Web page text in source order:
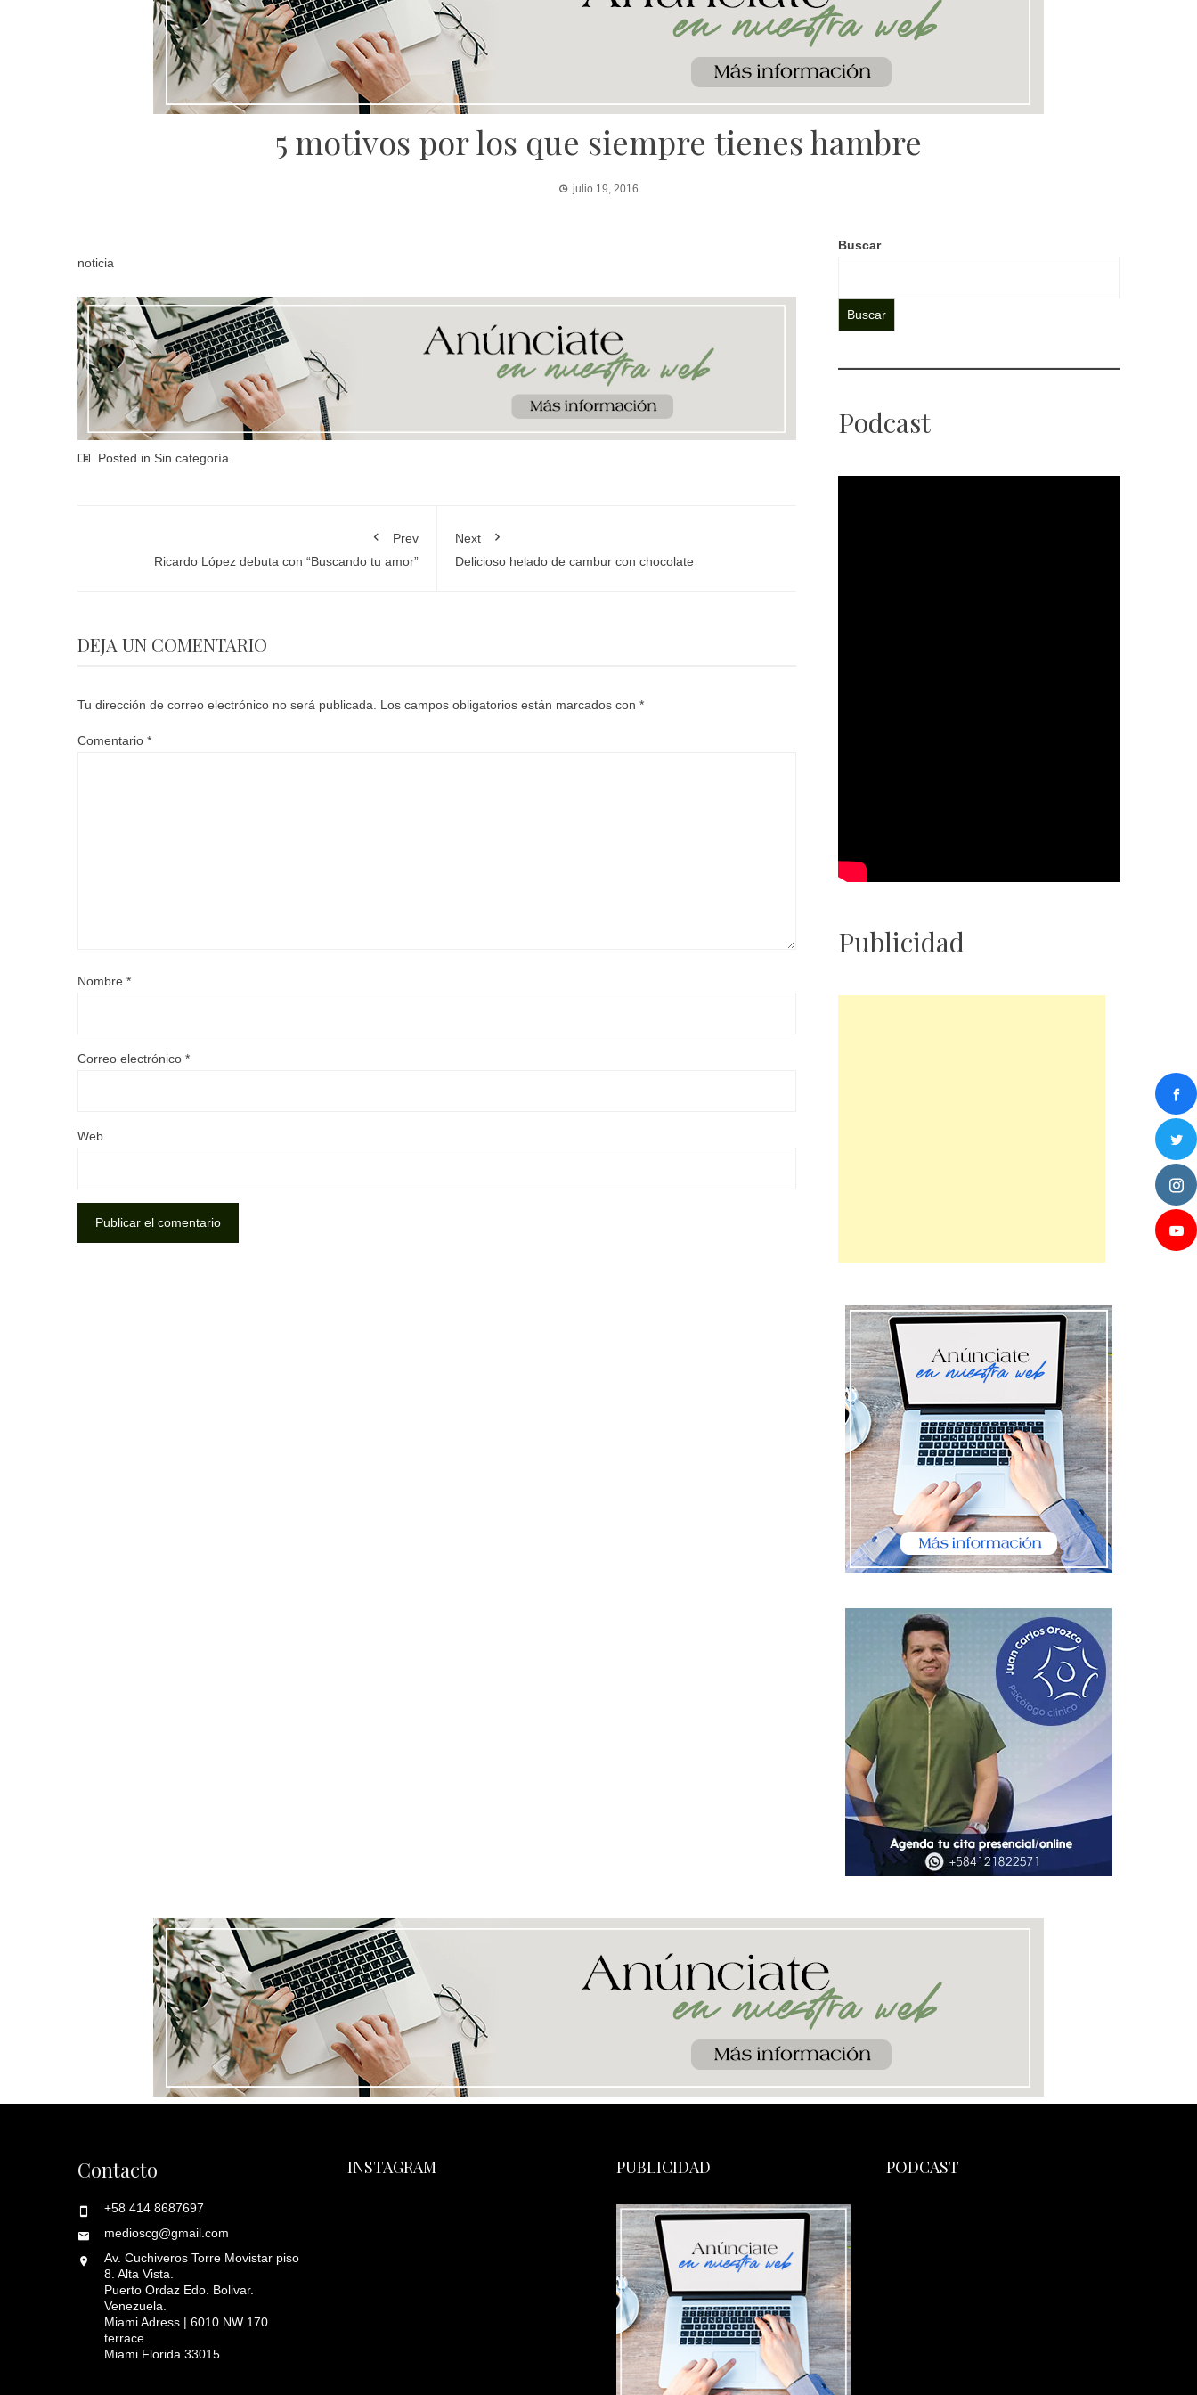
5 motivos por los que siempre tienes hambre
julio 19, 2016
noticia
Posted in Sin categoría
Prev
Ricardo López debuta con “Buscando tu amor”
Next
Delicioso helado de cambur con chocolate
DEJA UN COMENTARIO
Tu dirección de correo electrónico no será publicada. Los campos obligatorios están marcados con *
Comentario *
Nombre *
Correo electrónico *
Web
Buscar
Buscar
Podcast
Publicidad
Contacto
+58 414 8687697
medioscg@gmail.com
Av. Cuchiveros Torre Movistar piso
8. Alta Vista.
Puerto Ordaz Edo. Bolivar.
Venezuela.
Miami Adress | 6010 NW 170
terrace
Miami Florida 33015
INSTAGRAM PUBLICIDAD PODCAST